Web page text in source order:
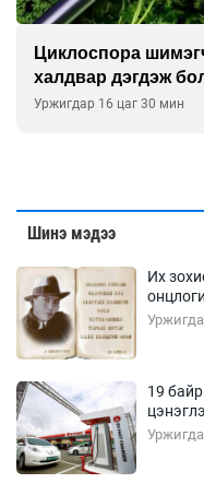
Сэтгэцийн эрүүл
улсын хурал
Уржигдар 16 цаг 00 мин
Шинэ мэдээ
Их
19